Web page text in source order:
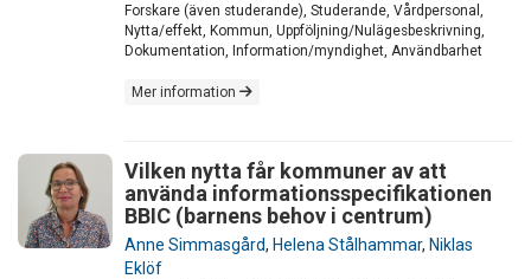
Forskare (även studerande), Studerande, Vårdpersonal,
Nytta/effekt, Kommun, Uppföljning/Nulägesbeskrivning,
Dokumentation, Information/myndighet, Användbarhet
Mer information
Vilken nytta får kommuner av att
använda informationsspecifikationen
BBIC (barnens behov i centrum)
Anne Simmasgård, Helena Stålhammar, Niklas
Eklöf